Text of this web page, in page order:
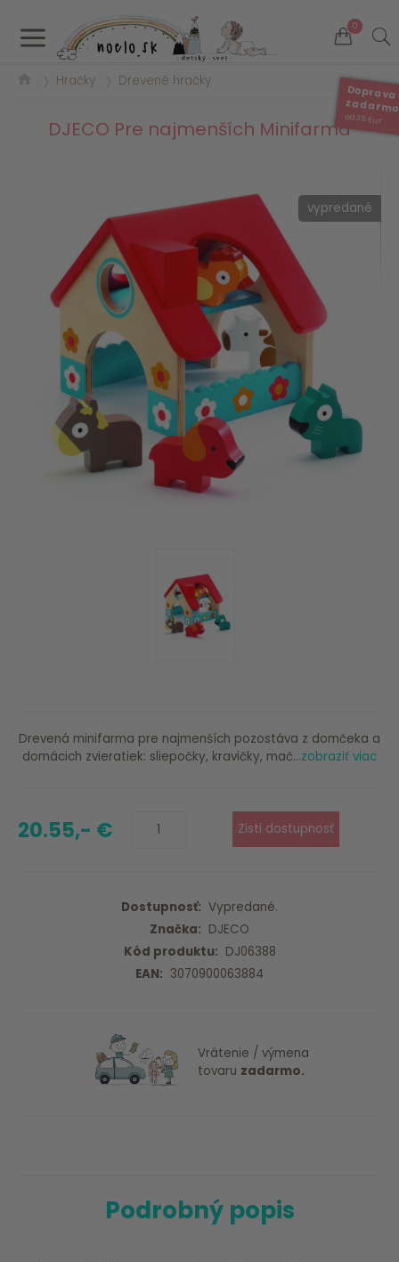
a 0
Doprava
od 35 Eur
Hračky Drevené hračky
DJECO Pre najmenších Minifarma
vypredané
Drevená minifarma pre najmenších pozostáva z domčeka a
domácich zvieratiek: sliepočky, kravičky, mač...zobraziť viac
20.55,- €
Dostupnosť: Vypredané.
Značka: DJECO
Kód produktu: DJ06388
EAN: 3070900063884
Vrátenie / výmena
tovaru zadarmo.
Podrobný popis